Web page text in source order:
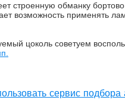
строенную обманку
возможность применять
цоколь советуем
сервис